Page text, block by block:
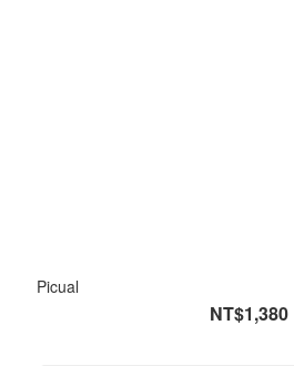
Picual
NT$1,380